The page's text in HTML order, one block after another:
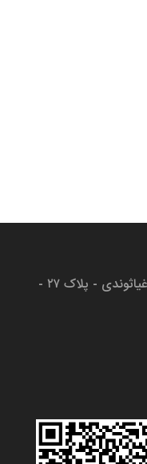
آدرس: تهران استاد معین - خیابان غیاثوندی - پلاک ۲۷ -